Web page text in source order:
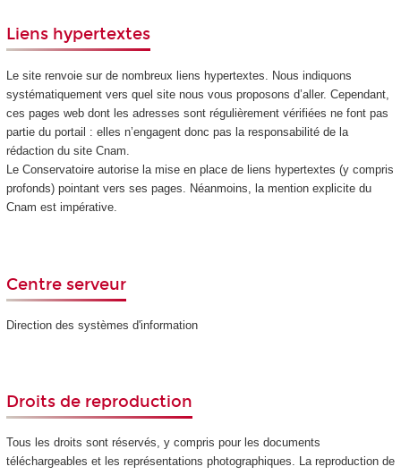
Liens hypertextes
Le site renvoie sur de nombreux liens hypertextes. Nous indiquons
systématiquement vers quel site nous vous proposons d’aller. Cependant,
ces pages web dont les adresses sont régulièrement vérifiées ne font pas
partie du portail : elles n’engagent donc pas la responsabilité de la
rédaction du site Cnam.
Le Conservatoire autorise la mise en place de liens hypertextes (y compris
profonds) pointant vers ses pages. Néanmoins, la mention explicite du
Cnam est impérative.
Centre serveur
Direction des systèmes d'information
Droits de reproduction
Tous les droits sont réservés, y compris pour les documents
téléchargeables et les représentations photographiques. La reproduction de